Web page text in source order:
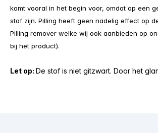
komt vooral in het begin voor, omdat op een
stof zijn. Pilling heeft geen nadelig effect op
Pilling remover welke wij ook aanbieden op
bij het product).
Let op: De stof is niet gitzwart. Door het